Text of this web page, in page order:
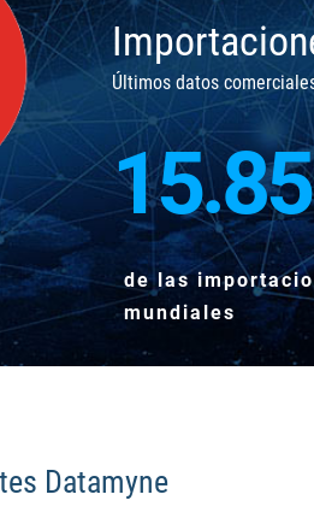
Últimos datos
15.85
de las
mundiales
Datamyne